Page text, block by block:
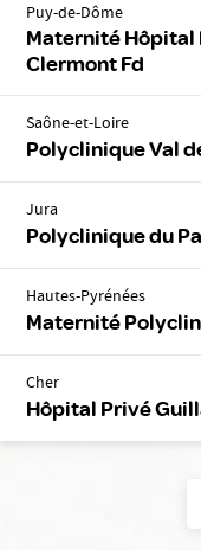
Puy-de-Dôme
Maternité Hôpital
Clermont Fd
Saône-et-Loire
Polyclinique Val
Jura
Polyclinique du
Hautes-Pyrénées
Maternité
Cher
Hôpital Privé